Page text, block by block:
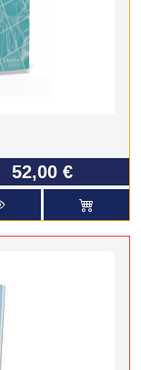
52,00 €